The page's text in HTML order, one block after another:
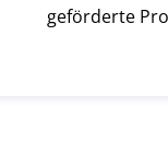
geförderte